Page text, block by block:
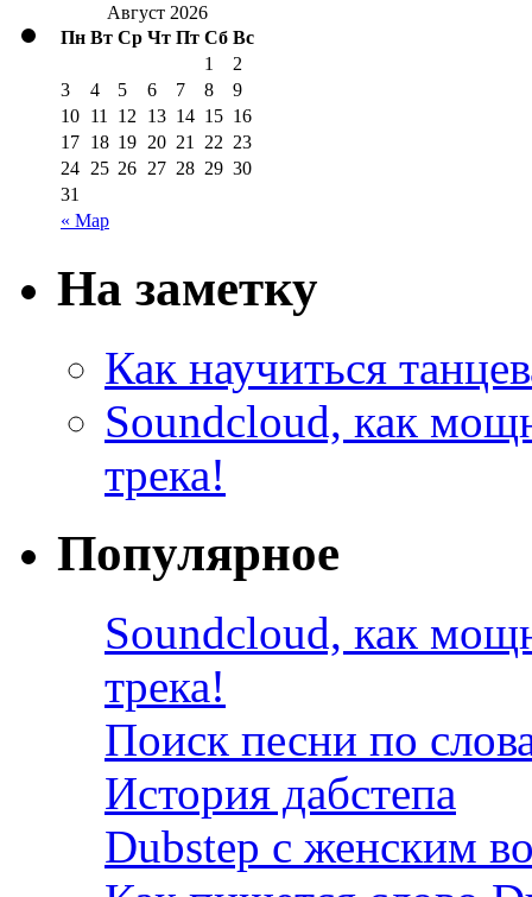
Август 2026
Пн Вт Ср Чт Пт Сб Вс
« Мар
1
2
3
4 5 6 7 8
9
10 11 12 13 14 15 16
17 18 19 20 21 22 23
24 25 26 27 28 29 30
31
На заметку
Как научиться
Soundcloud, как
трека!
Популярное
Soundcloud, как
трека!
Поиск песни по
История дабстепа
Dubstep с женским